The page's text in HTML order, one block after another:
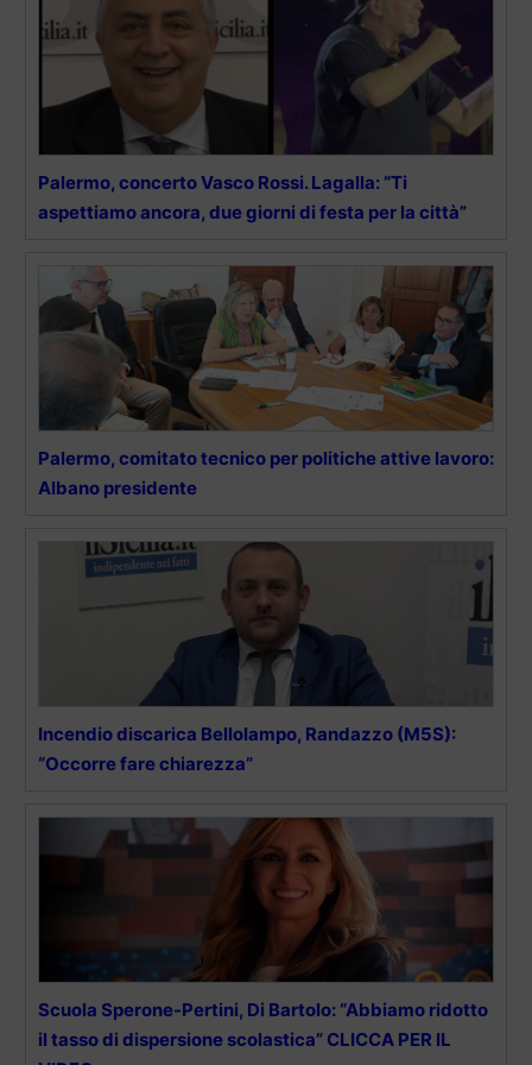
Palermo, concerto Vasco Rossi. Lagalla: “Ti
aspettiamo ancora, due giorni di festa per la città”
Palermo, comitato tecnico per politiche attive lavoro:
Albano presidente
Incendio discarica Bellolampo, Randazzo (M5S):
“Occorre fare chiarezza”
Scuola Sperone-Pertini, Di Bartolo: “Abbiamo ridotto
il tasso di dispersione scolastica” CLICCA PER IL